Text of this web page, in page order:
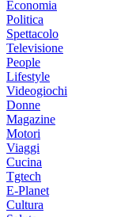
Economia
Politica
Spettacolo
Televisione
People
Lifestyle
Videogiochi
Donne
Magazine
Motori
Viaggi
Cucina
Tgtech
E-Planet
Cultura